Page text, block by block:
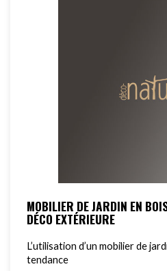
MOBILIER DE JARDIN EN
DÉCO EXTÉRIEURE
L’utilisation d’un mobilier de
tendance